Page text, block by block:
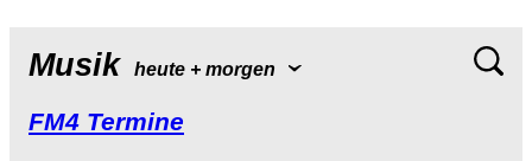
Musik heute+morgen
FM4Termine